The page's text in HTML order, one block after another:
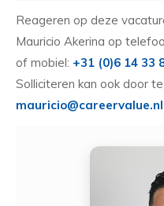
Reageren op deze
Mauricio Akerina op
of mobiel: +31 (0)6 14 33
Solliciteren kan ook door
mauricio@careervalue.nl